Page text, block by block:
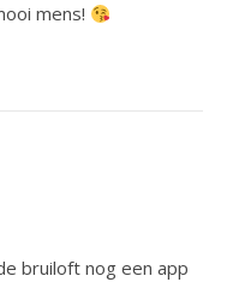
mens!
bruiloft nog een app